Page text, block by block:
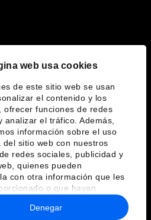
web usa cookies
de este sitio web se usan
el contenido y los
ofrecer funciones de redes
analizar el tráfico. Además,
información sobre el uso
del sitio web con nuestros
redes sociales, publicidad y
quienes pueden
con otra información que les
o que hayan
a partir del uso que haya
sus servicios.
Denegar